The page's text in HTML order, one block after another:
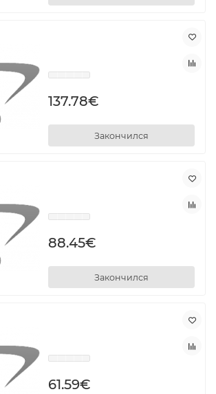
137.78€
Закончился
88.45€
Закончился
61.59€